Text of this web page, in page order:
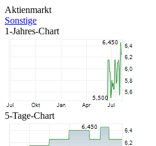
Aktienmarkt
Sonstige
1-Jahres-Chart
5-Tage-Chart